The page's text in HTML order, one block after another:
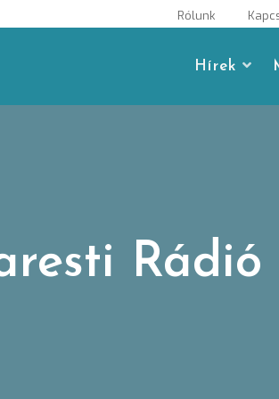
Rólunk
Hírek
Rádió